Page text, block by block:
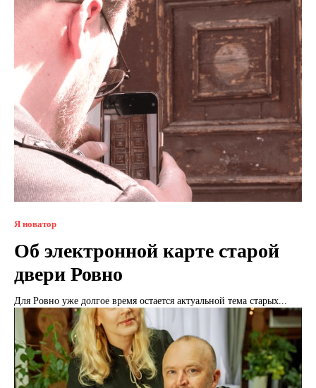
Я новатор
Об электронной карте старой
двери Ровно
Для Ровно уже долгое время остается актуальной тема старых...